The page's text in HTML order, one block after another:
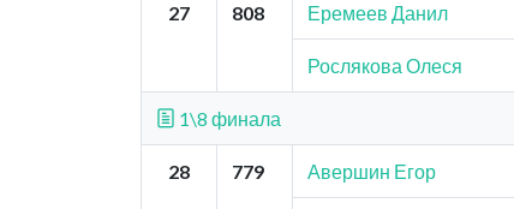
27 808 Еремеев Данил
Рослякова Олеся
1\8 финала
28 779 Авершин Егор